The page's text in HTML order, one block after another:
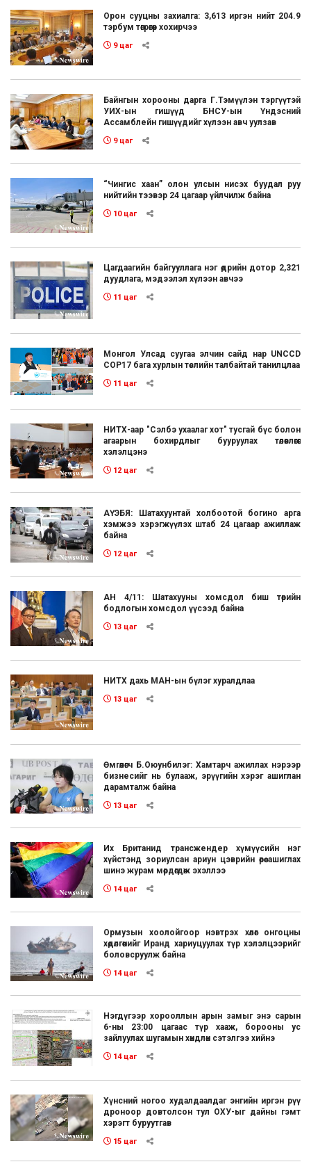
Орон сууцны захиалга: 3,613 иргэн нийт 204.9
тэрбум төгрөгөөр хохирчээ
9 цаг
Байнгын хорооны дарга Г.Тэмүүлэн тэргүүтэй
УИХ-ын гишүүд БНСУ-ын Үндэсний
Ассамблейн гишүүдийг хүлээн авч уулзав
9 цаг
“Чингис хаан” олон улсын нисэх буудал руу
нийтийн тээвэр 24 цагаар үйлчилж байна
10 цаг
Цагдаагийн байгууллага нэг өдрийн дотор 2,321
дуудлага, мэдээлэл хүлээн авчээ
11 цаг
Монгол Улсад суугаа элчин сайд нар UNCCD
COP17 бага хурлын төслийн талбайтай танилцлаа
11 цаг
НИТХ-аар "Сэлбэ ухаалаг хот" тусгай бүс болон
агаарын бохирдлыг бууруулах төлөвлөгөөг
хэлэлцэнэ
12 цаг
АҮЭБЯ: Шатахуунтай холбоотой богино арга
хэмжээ хэрэгжүүлэх штаб 24 цагаар ажиллаж
байна
12 цаг
АН 4/11: Шатахууны хомсдол биш төрийн
бодлогын хомсдол үүсээд байна
13 цаг
НИТХ дахь МАН-ын бүлэг хуралдлаа
13 цаг
Өмгөөлөгч Б.Оюунбилэг: Хамтарч ажиллах нэрээр
бизнесийг нь булааж, эрүүгийн хэрэг ашиглан
дарамталж байна
13 цаг
Их Британид трансжендер хүмүүсийн нэг
хүйстэнд зориулсан ариун цэврийн өрөө ашиглах
шинэ журам мөрдөгдөж эхэллээ
14 цаг
Ормузын хоолойгоор нэвтрэх хөлөг онгоцны
хөдөлгөөнийг Иранд хариуцуулах түр хэлэлцээрийг
боловсруулж байна
14 цаг
Нэгдүгээр хорооллын арын замыг энэ сарын
6-ны 23:00 цагаас түр хааж, борооны ус
зайлуулах шугамын хөндлөн сэтэлгээ хийнэ
14 цаг
Хүнсний ногоо худалдаалдаг энгийн иргэн рүү
дроноор довтолсон тул ОХУ-ыг дайны гэмт
хэрэгт буруутгав
15 цаг